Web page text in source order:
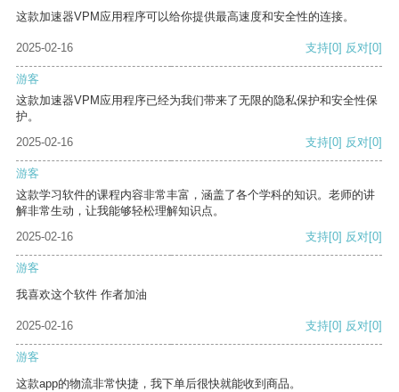
这款加速器VPM应用程序可以给你提供最高速度和安全性的连接。
2025-02-16 支持[0] 反对[0]
游客
这款加速器VPM应用程序已经为我们带来了无限的隐私保护和安全性保
护。
2025-02-16
支持[0] 反对[0]
游客
这款学习软件的课程内容非常丰富，涵盖了各个学科的知识。老师的讲
解非常生动，让我能够轻松理解知识点。
2025-02-16
支持[0] 反对[0]
游客
我喜欢这个软件 作者加油
2025-02-16 支持[0] 反对[0]
游客
这款app的物流非常快捷，我下单后很快就能收到商品。